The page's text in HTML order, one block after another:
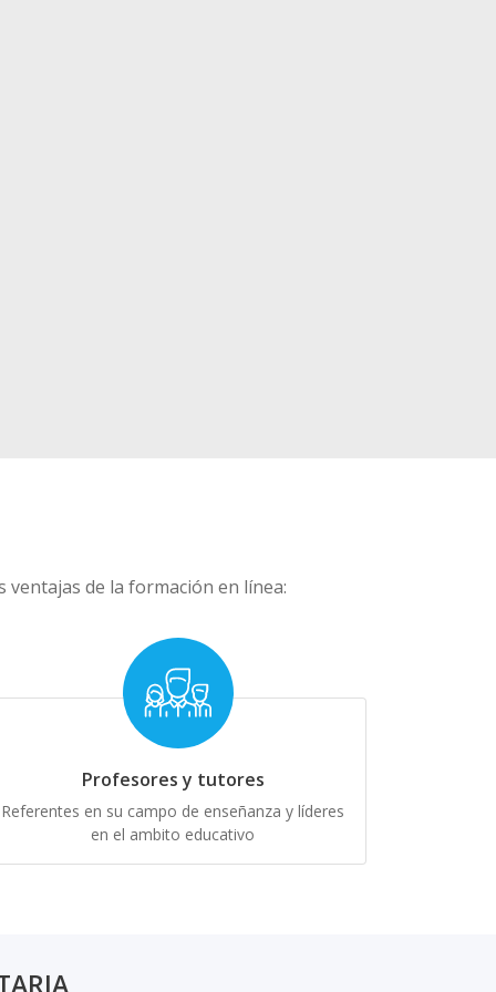
de la formación en línea:
Profesores y tutores
Referentes en su campo de enseñanza y líderes
en el ambito educativo